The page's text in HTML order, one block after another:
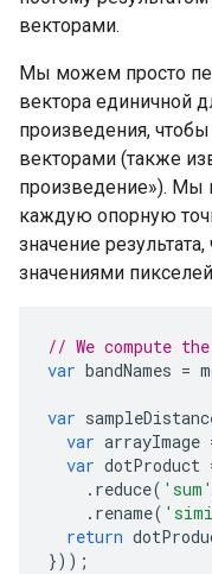
векторами.
Мы можем просто
вектора единичной
произведения,
векторами (также
произведение»). Мы
каждую опорную
значение
значениями
// We compute
var bandNames =
var
var arrayImage
var dotProduct
. reduce( 'sum'
. rename(
return
}));